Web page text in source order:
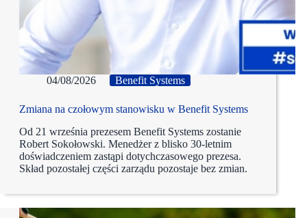
04/08/2026 Benefit Systems
Zmiana na czołowym stanowisku w Benefit Systems
Od 21 września prezesem Benefit Systems zostanie
Robert Sokołowski. Menedżer z blisko 30-letnim
doświadczeniem zastąpi dotychczasowego prezesa.
Skład pozostałej części zarządu pozostaje bez zmian.